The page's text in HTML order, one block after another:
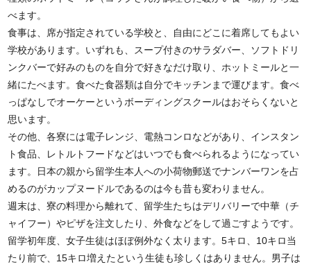
べます。
食事は、席が指定されている学校と、自由にどこに着席してもよい
学校があります。いずれも、スープ付きのサラダバー、ソフトドリ
ンクバーで好みのものを自分で好きなだけ取り、ホットミールと一
緒にたべます。食べた食器類は自分でキッチンまで運びます。食べ
っぱなしでオーケーというボーディングスクールはおそらくないと
思います。
その他、各寮には電子レンジ、電熱コンロなどがあり、インスタン
ト食品、レトルトフードなどはいつでも食べられるようになってい
ます。日本の親から留学生本人への小荷物郵送でナンバーワンを占
めるのがカップヌードルであるのは今も昔も変わりません。
週末は、寮の料理から離れて、留学生たちはデリバリーで中華（チ
ャイフー）やピザを注文したり、外食などをして過ごすようです。
留学初年度、女子生徒はほぼ例外なく太ります。5キロ、10キロ当
たり前で、15キロ増えたという生徒も珍しくはありません。男子は